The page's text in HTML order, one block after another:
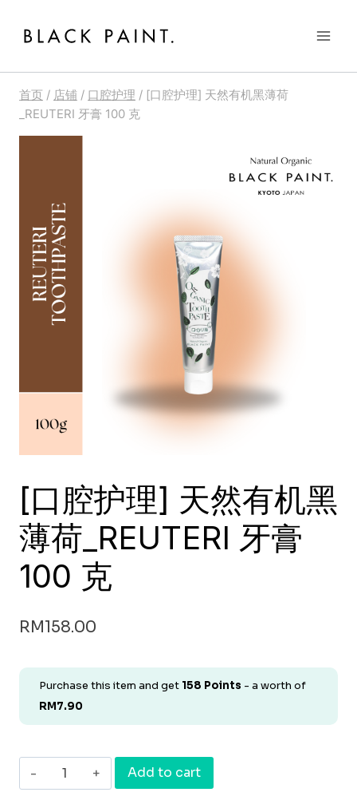
首页 / 店铺 / 口腔护理 / [口腔护理] 天然有机黑薄荷
_REUTERI 牙膏 100 克
[口腔护理] 天然有机黑
薄荷_REUTERI 牙膏
100 克
RM158.00
Purchase this item and get 158 Points - a worth of
RM7.90
[口
腔
Add to cart